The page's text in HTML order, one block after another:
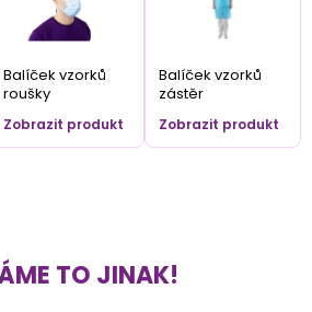
Balíček vzorků
roušky
Zobrazit produkt
Balíček vzorků
zástěr
Zobrazit produkt
TO JINAK!